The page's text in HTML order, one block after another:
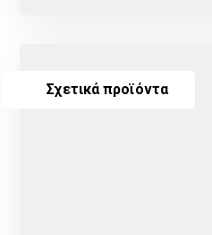
Σχετικά προϊόντα